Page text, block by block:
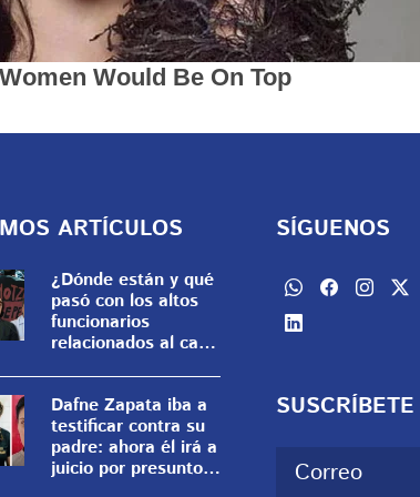
ARTÍCULOS
¿Dónde están y qué
pasó con los altos
funcionarios
relacionados al caso
Dafne Zapata iba a
testificar contra su
padre: ahora él irá a
juicio por presunto
SÍGUENOS
SUSCRÍBETE